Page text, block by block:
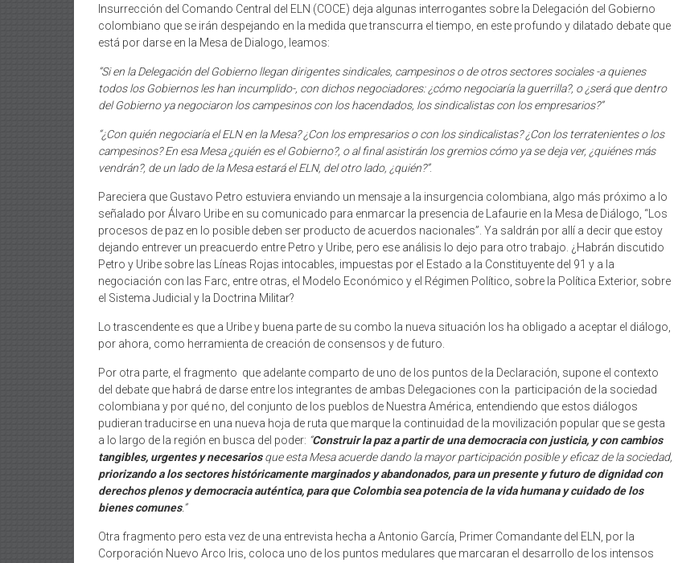
Insurrección del Comando Central del ELN (COCE) deja algunas interrogantes sobre la Delegación del Gobierno
colombiano que se irán despejando en la medida que transcurra el tiempo, en este profundo y dilatado debate que
está por darse en la Mesa de Dialogo, leamos:
“Si en la Delegación del Gobierno llegan dirigentes sindicales, campesinos o de otros sectores sociales -a quienes
todos los Gobiernos les han incumplido-, con dichos negociadores: ¿cómo negociaría la guerrilla?, o ¿será que dentro
del Gobierno ya negociaron los campesinos con los hacendados, los sindicalistas con los empresarios?”
“¿Con quién negociaría el ELN en la Mesa? ¿Con los empresarios o con los sindicalistas? ¿Con los terratenientes o los
campesinos? En esa Mesa ¿quién es el Gobierno?, o al final asistirán los gremios cómo ya se deja ver, ¿quiénes más
vendrán?, de un lado de la Mesa estará el ELN, del otro lado, ¿quién?”.
Pareciera que Gustavo Petro estuviera enviando un mensaje a la insurgencia colombiana, algo más próximo a lo
señalado por Álvaro Uribe en su comunicado para enmarcar la presencia de Lafaurie en la Mesa de Diálogo, “Los
procesos de paz en lo posible deben ser producto de acuerdos nacionales”. Ya saldrán por allí a decir que estoy
dejando entrever un preacuerdo entre Petro y Uribe, pero ese análisis lo dejo para otro trabajo. ¿Habrán discutido
Petro y Uribe sobre las Líneas Rojas intocables, impuestas por el Estado a la Constituyente del 91 y a la
negociación con las Farc, entre otras, el Modelo Económico y el Régimen Político, sobre la Política Exterior, sobre
el Sistema Judicial y la Doctrina Militar?
Lo trascendente es que a Uribe y buena parte de su combo la nueva situación los ha obligado a aceptar el diálogo,
por ahora, como herramienta de creación de consensos y de futuro.
Por otra parte, el fragmento que adelante comparto de uno de los puntos de la Declaración, supone el contexto
del debate que habrá de darse entre los integrantes de ambas Delegaciones con la participación de la sociedad
colombiana y por qué no, del conjunto de los pueblos de Nuestra América, entendiendo que estos diálogos
pudieran traducirse en una nueva hoja de ruta que marque la continuidad de la movilización popular que se gesta
a lo largo de la región en busca del poder: “Construir la paz a partir de una democracia con justicia, y con cambios
tangibles, urgentes y necesariosque esta Mesa acuerde dando la mayor participación posible y eficaz de la sociedad,
priorizando a los sectores históricamente marginados y abandonados, para un presente y futuro de dignidad con
derechos plenos y democracia auténtica, para que Colombia sea potencia de la vida humana y cuidado de los
bienes comunes.”
Otra fragmento pero esta vez de una entrevista hecha a Antonio García, Primer Comandante del ELN, por la
Corporación Nuevo Arco Iris, coloca uno de los puntos medulares que marcaran el desarrollo de los intensos